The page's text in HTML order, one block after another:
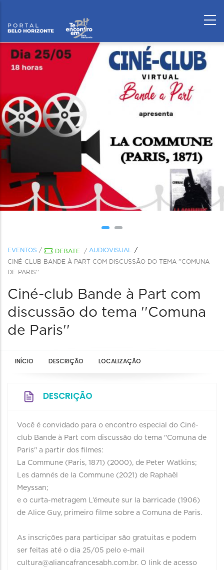
EVENTOS / DEBATE / AUDIOVISUAL
CINÉ-CLUB BANDE À PART COM DISCUSSÃO DO TEMA ''COMUNA
DE PARIS''
Ciné-club Bande à Part com
discussão do tema ''Comuna
de Paris''
INÍCIO DESCRIÇÃO LOCALIZAÇÃO
DESCRIÇÃO
Você é convidado para o encontro especial do Ciné-
club Bande à Part com discussão do tema ''Comuna de
Paris'' a partir dos filmes:
La Commune (Paris, 1871) (2000), de Peter Watkins;
Les damnés de la Commune (2021) de Raphaël
Meyssan;
e o curta-metragem L’émeute sur la barricade (1906)
de Alice Guy, primeiro filme sobre a Comuna de Paris.
As inscrições para participar são gratuitas e podem
ser feitas até o dia 25/05 pelo e-mail
cultura@aliancafrancesabh.com.br. O link de acesso